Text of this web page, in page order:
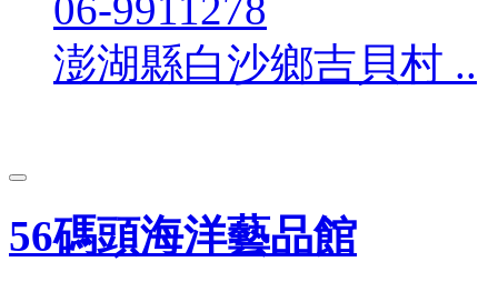
06-9911278
澎湖縣白沙鄉吉貝村 ..
56碼頭海洋藝品館